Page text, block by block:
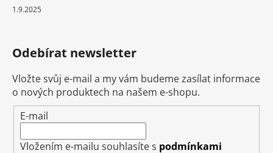
1.9.2025
Odebírat newsletter
Vložte svůj e-mail a my vám budeme zasílat informace
o nových produktech na našem e-shopu.
E-mail
Vložením e-mailu souhlasíte s podmínkami